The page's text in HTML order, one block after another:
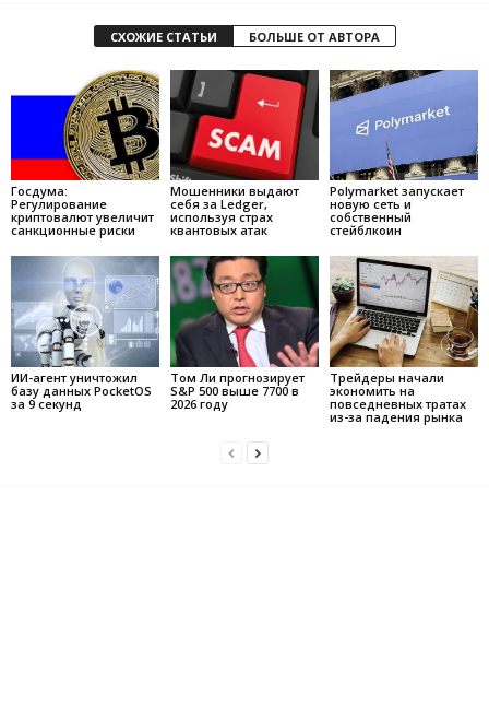
СХОЖИЕ СТАТЬИ БОЛЬШЕ ОТ АВТОРА
Госдума:
Регулирование
криптовалют увеличит
санкционные риски
Мошенники выдают
себя за Ledger,
используя страх
квантовых атак
Polymarket запускает
новую сеть и
собственный
стейблкоин
ИИ-агент уничтожил
базу данных PocketOS
за 9 секунд
Том Ли прогнозирует
S&P 500 выше 7700 в
2026 году
Трейдеры начали
экономить на
повседневных тратах
из-за падения рынка